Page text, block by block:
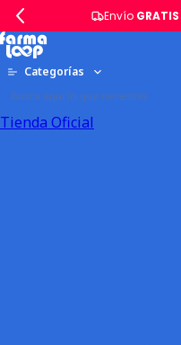
Envío GRATIS
Categorías
Tienda Oficial